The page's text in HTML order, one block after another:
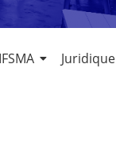
Juridique